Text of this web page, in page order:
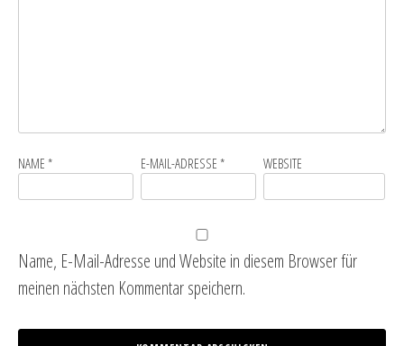
NAME * E-MAIL-ADRESSE * WEBSITE
Name, E-Mail-Adresse und Website in diesem Browser für
meinen nächsten Kommentar speichern.